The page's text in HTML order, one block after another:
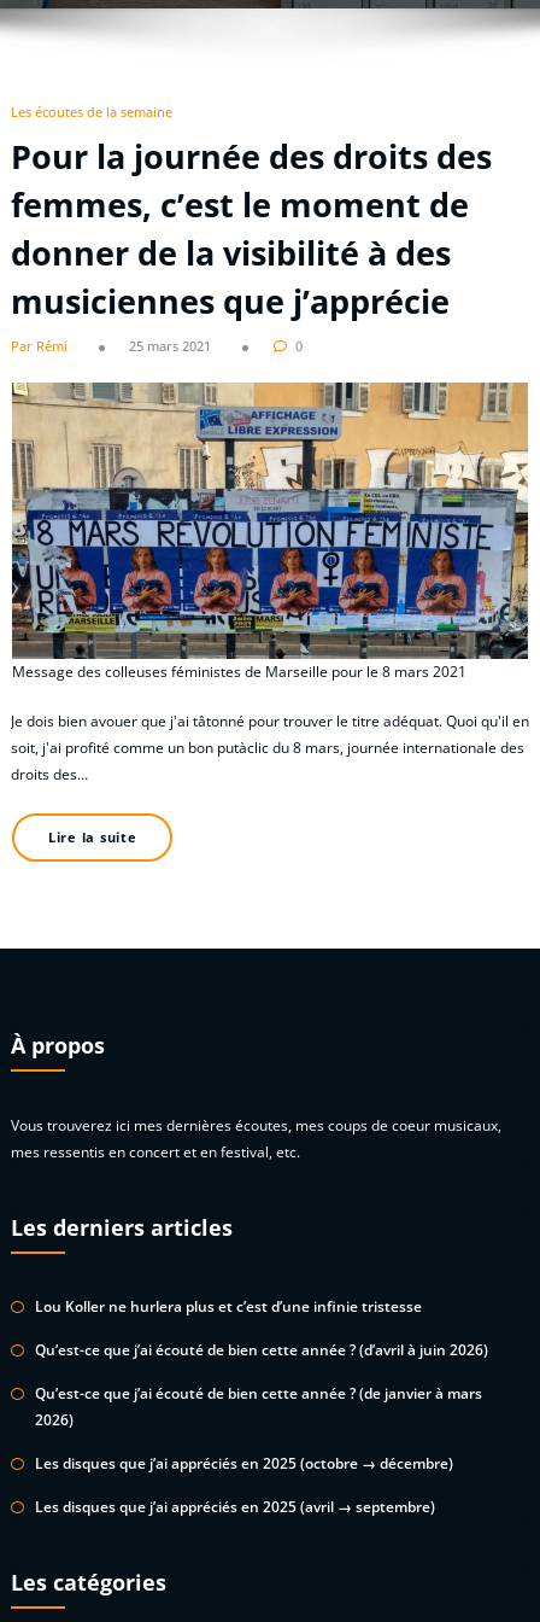
Les écoutes de la semaine
Pour la journée des droits des
femmes, c’est le moment de
donner de la visibilité à des
musiciennes que j’apprécie
Par Rémi 25 mars 2021 0
Message des colleuses féministes de Marseille pour le 8 mars 2021
Je dois bien avouer que j'ai tâtonné pour trouver le titre adéquat. Quoi qu'il en
soit, j'ai profité comme un bon putàclic du 8 mars, journée internationale des
droits des…
Lire la suite
À propos
Vous trouverez ici mes dernières écoutes, mes coups de coeur musicaux,
mes ressentis en concert et en festival, etc.
Les derniers articles
Lou Koller ne hurlera plus et c’est d’une infinie tristesse
Qu’est-ce que j’ai écouté de bien cette année ? (d’avril à juin 2026)
Qu’est-ce que j’ai écouté de bien cette année ? (de janvier à mars
2026)
Les disques que j’ai appréciés en 2025 (octobre → décembre)
Les disques que j’ai appréciés en 2025 (avril → septembre)
Les catégories